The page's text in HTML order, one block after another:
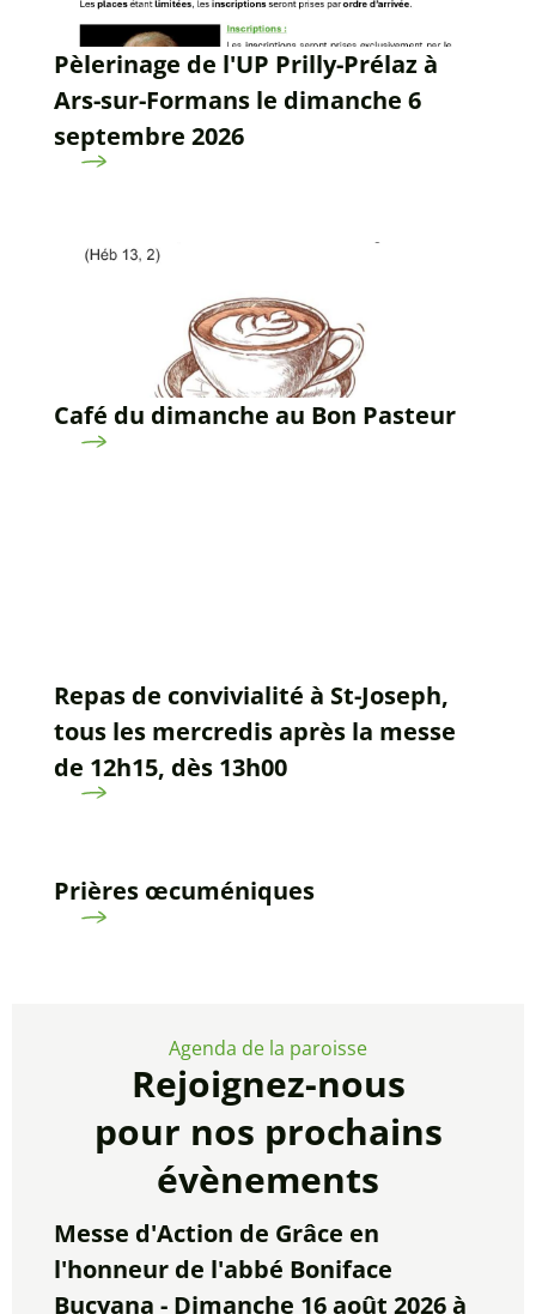
Pèlerinage de l'UP Prilly-Prélaz à
Ars-sur-Formans le dimanche 6
septembre 2026
Café du dimanche au Bon Pasteur
Repas de convivialité à St-Joseph,
tous les mercredis après la messe
de 12h15, dès 13h00
Prières œcuméniques
Agenda de la paroisse
Rejoignez-nous
pour nos prochains
évènements
Messe d'Action de Grâce en
l'honneur de l'abbé Boniface
Bucyana - Dimanche 16 août 2026 à